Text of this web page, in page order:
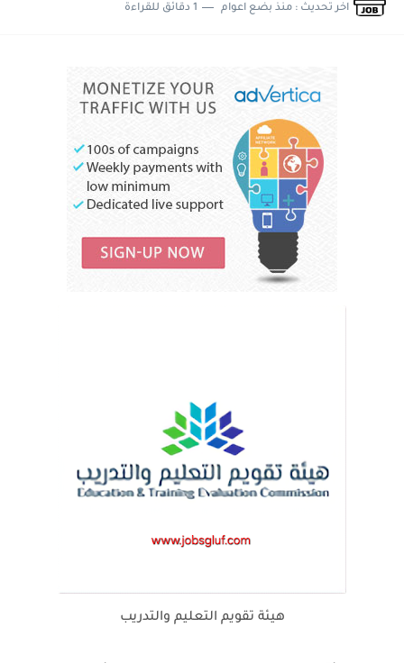
اخر تحديث : منذ بضع اعوام 1 دقائق للقراءة
هيئة تقويم التعليم والتدريب